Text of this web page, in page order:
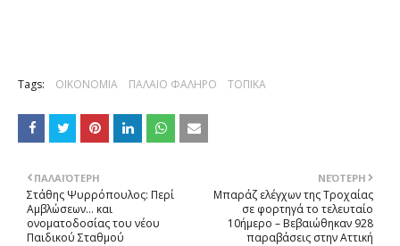
Tags: ΟΙΚΟΝΟΜΙΑ ΠΑΛΑΙΟ ΦΑΛΗΡΟ ΤΟΠΙΚΑ
ΝΕΌΤΕΡΗ
Μπαράζ ελέγχων της Τροχαίας
σε φορτηγά το τελευταίο
10ήμερο – Βεβαιώθηκαν 928
παραβάσεις στην Αττική
ΠΑΛΑΙΌΤΕΡΗ
Στάθης Ψυρρόπουλος: Περί
Αμβλώσεων… και
ονοματοδοσίας του νέου
Παιδικού Σταθμού